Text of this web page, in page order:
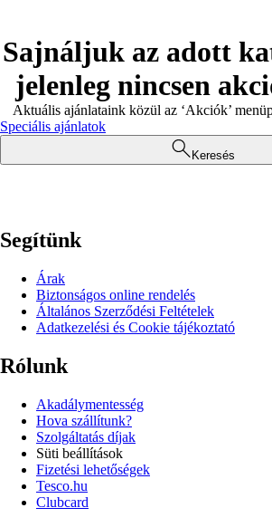
Sajnáljuk az adott
jelenleg nincsen
Aktuális ajánlataink közül az ‘Akciók’
Speciális ajánlatok
Keresés
Segítünk
Árak
Biztonságos online rendelés
Általános Szerződési Feltételek
Adatkezelési és Cookie tájékoztató
Rólunk
Akadálymentesség
Hova szállítunk?
Szolgáltatás díjak
Süti beállítások
Fizetési lehetőségek
Tesco.hu
Clubcard